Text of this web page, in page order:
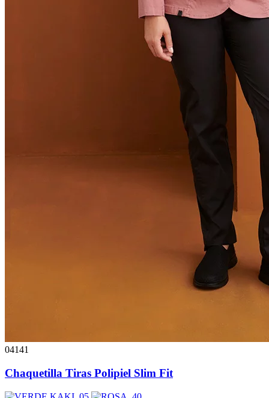
04141
Chaquetilla Tiras Polipiel Slim Fit